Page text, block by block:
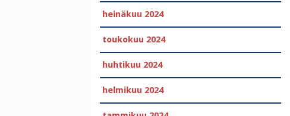
heinäkuu 2024
toukokuu 2024
huhtikuu 2024
helmikuu 2024